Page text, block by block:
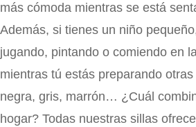
más cómoda mientras se está
Además, si tienes un niño
jugando, pintando o comiendo en
mientras tú estás preparando
negra, gris, marrón… ¿Cuál
hogar? Todas nuestras sillas